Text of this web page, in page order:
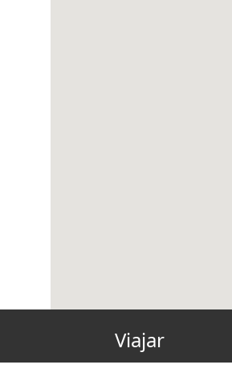
Viajar
Tarjeta regalo